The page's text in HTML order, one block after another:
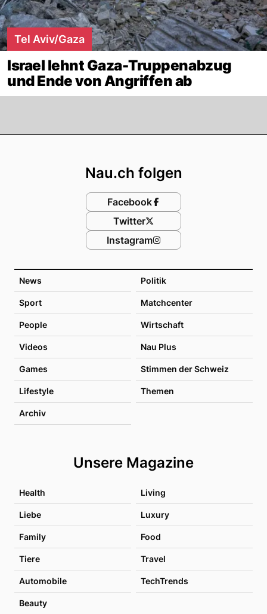
Tel Aviv/Gaza
Israel lehnt Gaza-Truppenabzug
und Ende von Angriffen ab
News Politik
Sport Matchcenter
People Wirtschaft
Videos Nau Plus
Games Stimmen der Schweiz
Lifestyle Themen
Archiv
Unsere Magazine
Health Living
Liebe Luxury
Family Food
Tiere Travel
Automobile TechTrends
Beauty
Nau.ch folgen
Facebook
Twitter
Instagram